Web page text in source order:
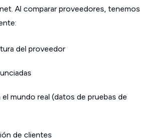
Al comparar proveedores, tenemos
del proveedor
mundo real (datos de pruebas de
de clientes